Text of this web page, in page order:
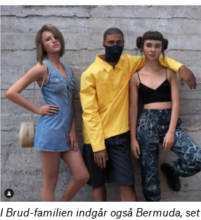
I Brud-familien indgår også Bermuda,